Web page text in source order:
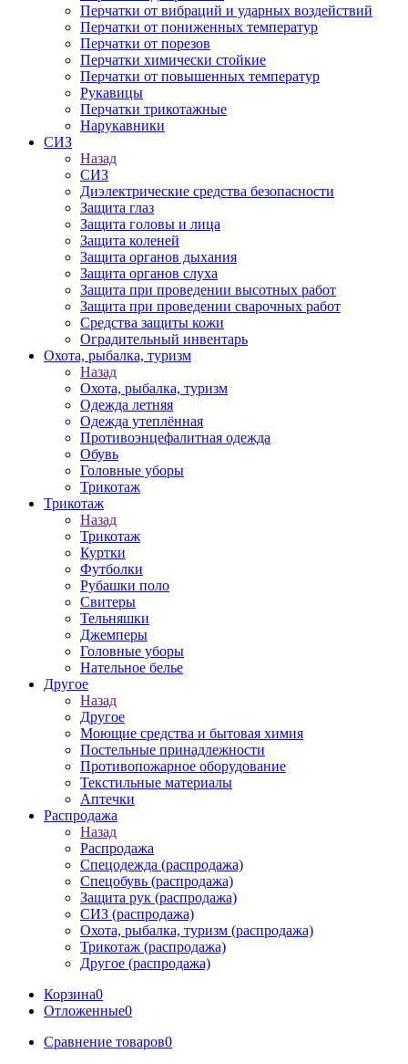
Перчатки от вибраций и ударных воздействий
Перчатки от пониженных температур
Перчатки от порезов
Перчатки химически стойкие
Перчатки от повышенных температур
Рукавицы
Перчатки трикотажные
Нарукавники
СИЗ
Назад
СИЗ
Диэлектрические средства безопасности
Защита глаз
Защита головы и лица
Защита коленей
Защита органов дыхания
Защита органов слуха
Защита при проведении высотных работ
Защита при проведении сварочных работ
Средства защиты кожи
Оградительный инвентарь
Охота, рыбалка, туризм
Назад
Охота, рыбалка, туризм
Одежда летняя
Одежда утеплённая
Противоэнцефалитная одежда
Обувь
Головные уборы
Трикотаж
Трикотаж
Назад
Трикотаж
Куртки
Футболки
Рубашки поло
Свитеры
Тельняшки
Джемперы
Головные уборы
Нательное белье
Другое
Назад
Другое
Моющие средства и бытовая химия
Постельные принадлежности
Противопожарное оборудование
Текстильные материалы
Аптечки
Распродажа
Назад
Распродажа
Спецодежда (распродажа)
Спецобувь (распродажа)
Защита рук (распродажа)
СИЗ (распродажа)
Охота, рыбалка, туризм (распродажа)
Трикотаж (распродажа)
Другое (распродажа)
Корзина0
Отложенные0
Сравнение товаров0